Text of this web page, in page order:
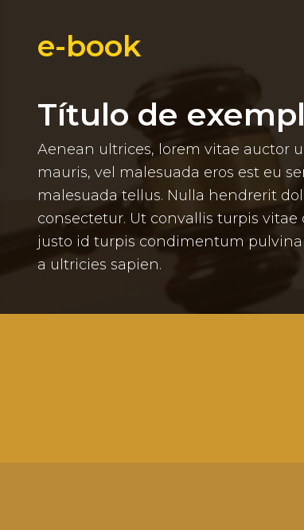
e-book
Título de
Aenean ultrices, lorem vitae auctor
mauris, vel malesuada eros est eu
malesuada tellus. Nulla hendrerit
consectetur. Ut convallis turpis
justo id turpis condimentum
a ultricies sapien.